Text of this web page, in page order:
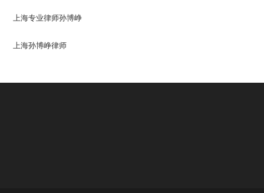
上海专业律师孙博峥
上海孙博峥律师